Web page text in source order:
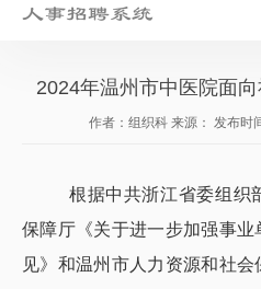
人事招聘系统
2024年温州市中医院面
作者：组织科 来源： 发布时
根据中共浙江省委组织
保障厅《关于进一步加强事
见》和温州市人力资源和社